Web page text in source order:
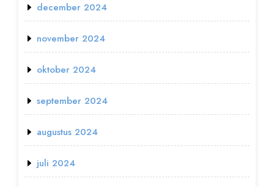
december 2024
november 2024
oktober 2024
september 2024
augustus 2024
juli 2024